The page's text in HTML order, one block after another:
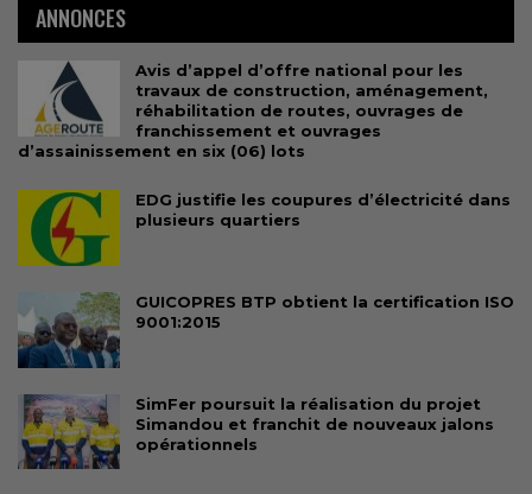
ANNONCES
Avis d’appel d’offre national pour les
travaux de construction, aménagement,
réhabilitation de routes, ouvrages de
franchissement et ouvrages
d’assainissement en six (06) lots
EDG justifie les coupures d’électricité dans
plusieurs quartiers
GUICOPRES BTP obtient la certification ISO
9001:2015
SimFer poursuit la réalisation du projet
Simandou et franchit de nouveaux jalons
opérationnels